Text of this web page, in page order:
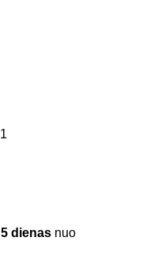
5 dienas nuo